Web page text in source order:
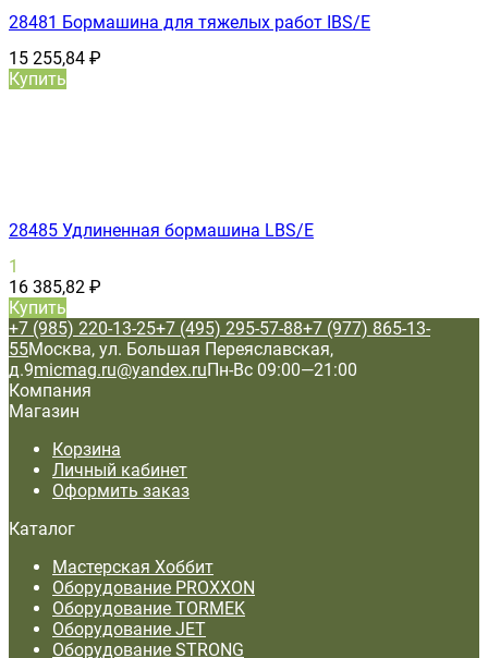
28481 Бормашина для тяжелых работ IBS/E
15 255,84 ₽
Купить
28485 Удлиненная бормашина LBS/E
1
16 385,82 ₽
Купить
+7 (985) 220-13-25+7 (495) 295-57-88+7 (977) 865-13-
55Москва, ул. Большая Переяславская,
д.9micmag.ru@yandex.ruПн-Вс 09:00—21:00
Компания
Магазин
Корзина
Личный кабинет
Оформить заказ
Каталог
Мастерская Хоббит
Оборудование PROXXON
Оборудование TORMEK
Оборудование JET
Оборудование STRONG